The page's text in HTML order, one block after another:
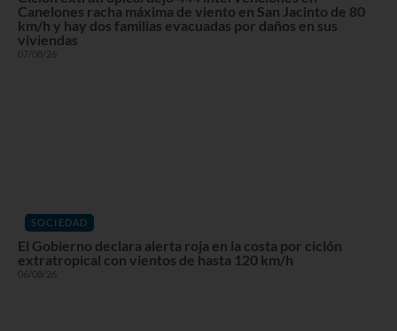
Canelones racha máxima de viento en San Jacinto de 80
km/h y hay dos familias evacuadas por daños en sus
viviendas
07/08/26
SOCIEDAD
El Gobierno declara alerta roja en la costa por ciclón
extratropical con vientos de hasta 120 km/h
06/08/26